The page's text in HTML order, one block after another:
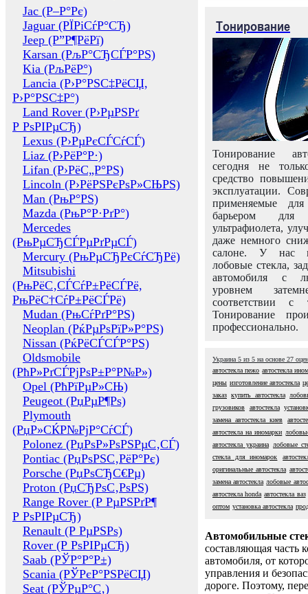
Jac (Р–Р°Рє)
Jaguar (РЇРіСѓР°СЂ)
Jeep (Р”Р¶РёРї)
Karsan (РљР°СЂСЃР°РЅ)
Kia (РљРёР°)
Lancia (Р›Р°РЅС‡РёСЏ,
Р›Р°РЅС‡Р°)
Land Rover (Р›РµРЅРґ
Р РѕРІРµСЂ)
Lexus (Р›РµРєСЃСѓСЃ)
Liaz (Р›РёР°Р·)
Lifan (Р›РёС„Р°РЅ)
Lincoln (Р›РёРЅРєРѕР»СЊРЅ)
Man (РњР°РЅ)
Mazda (РњР°Р·РґР°)
Mercedes
(РњРµСЂСЃРµРґРµСЃ)
Mercury (РњРµСЂРєСѓСЂРё)
Mitsubishi
(РњРёС‚СЃСѓР±РёСЃРё,
РњРёС†СѓР±РёСЃРё)
Mudan (РњСѓРґР°РЅ)
Neoplan (РќРµРѕРїР»Р°РЅ)
Nissan (РќРёСЃСЃР°РЅ)
Oldsmobile
(РћР»РґСЃРјРѕР±Р°Р№Р»)
Opel (РћРїРµР»СЊ)
Peugeot (РџРµР¶Рѕ)
Plymouth
(РџР»СЌР№РјР°СѓСЃ)
Polonez (РџРѕР»РѕРЅРµС‚СЃ)
Pontiac (РџРѕРЅС‚РёР°Рє)
Porsche (РџРѕСЂС€Рµ)
Proton (РџСЂРѕС‚РѕРЅ)
Range Rover (Р РµРЅРґР¶
Р РѕРІРµСЂ)
Renault (Р РµРЅРѕ)
Rover (Р РѕРІРµСЂ)
Saab (РЎР°Р°Р±)
Scania (РЎРєР°РЅРёСЏ)
Seat (РЎРµР°С‚)
Тонирование
Тонирование
сегодня не
средство
эксплуатации.
применяемые
барьером для
ультрафиолета,
даже немного
салоне. У нас
лобовые стекла,
автомобиля с
уровнем
соответствии с
Тонирование
профессионально.
Украина 5 из 5 на основе 27
автостекла пежо автостекла
цены изготовление автостекла
заказ купить автостекла
грузовиков
автостекла
замена автостекла киев
автостекла на иномарки
автостекла украина
лобовые
стекла для иномарок
оригинальные автостекла
замена автостекла лобовые
автостекла honda автостекла ваз
оптом установка автостекла
Автомобильные
составляющая часть
автомобиля, от
управления и
дороге. Поэтому,